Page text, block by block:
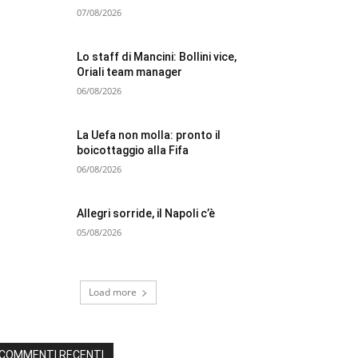
07/08/2026
Lo staff di Mancini: Bollini vice,
Oriali team manager
06/08/2026
La Uefa non molla: pronto il
boicottaggio alla Fifa
06/08/2026
Allegri sorride, il Napoli c’è
05/08/2026
Load more
RECENTI